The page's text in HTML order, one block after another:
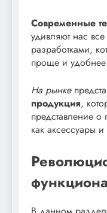
Современные
удивляют нас
разработками,
проще и
На рынке
продукция,
представление о
как аксессуары